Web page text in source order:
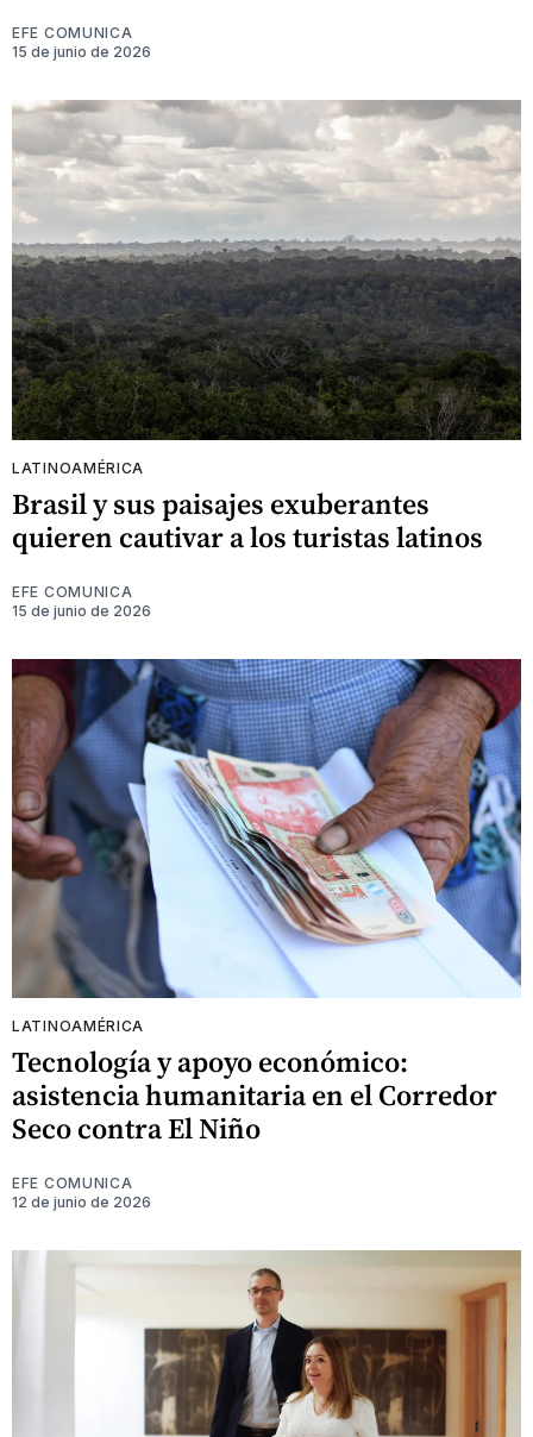
EFE COMUNICA
15 de junio de 2026
LATINOAMÉRICA
Brasil y sus paisajes exuberantes
quieren cautivar a los turistas latinos
EFE COMUNICA
15 de junio de 2026
LATINOAMÉRICA
Tecnología y apoyo económico:
asistencia humanitaria en el Corredor
Seco contra El Niño
EFE COMUNICA
12 de junio de 2026